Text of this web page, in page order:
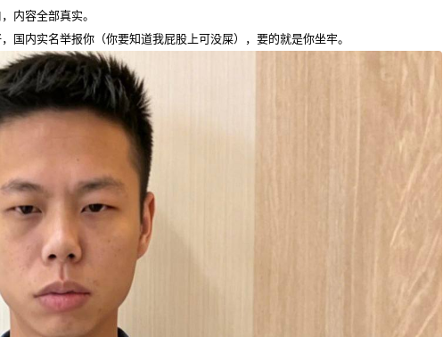
内容全部真实。
国内实名举报你（你要知道我屁股上可没屎），要的就是你坐牢。